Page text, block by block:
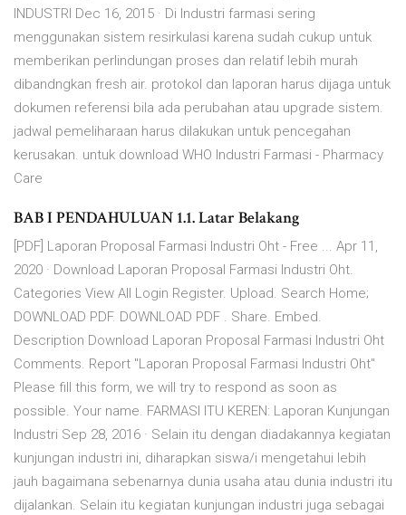
INDUSTRI Dec 16, 2015 · Di Industri farmasi sering
menggunakan sistem resirkulasi karena sudah cukup untuk
memberikan perlindungan proses dan relatif lebih murah
dibandngkan fresh air. protokol dan laporan harus dijaga untuk
dokumen referensi bila ada perubahan atau upgrade sistem.
jadwal pemeliharaan harus dilakukan untuk pencegahan
kerusakan. untuk download WHO Industri Farmasi - Pharmacy
Care
BAB I PENDAHULUAN 1.1. Latar Belakang
[PDF] Laporan Proposal Farmasi Industri Oht - Free ... Apr 11,
2020 · Download Laporan Proposal Farmasi Industri Oht.
Categories View All Login Register. Upload. Search Home;
DOWNLOAD PDF. DOWNLOAD PDF . Share. Embed.
Description Download Laporan Proposal Farmasi Industri Oht
Comments. Report "Laporan Proposal Farmasi Industri Oht"
Please fill this form, we will try to respond as soon as
possible. Your name. FARMASI ITU KEREN: Laporan Kunjungan
Industri Sep 28, 2016 · Selain itu dengan diadakannya kegiatan
kunjungan industri ini, diharapkan siswa/i mengetahui lebih
jauh bagaimana sebenarnya dunia usaha atau dunia industri itu
dijalankan. Selain itu kegiatan kunjungan industri juga sebagai